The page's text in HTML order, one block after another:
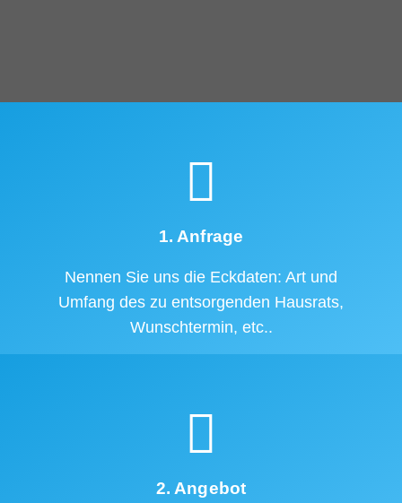
1. Anfrage
Nennen Sie uns die Eckdaten: Art und
Umfang des zu entsorgenden Hausrats,
Wunschtermin, etc..
2. Angebot